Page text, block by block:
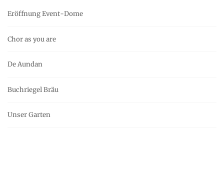
Eröffnung Event-Dome
Chor as you are
De Aundan
Buchriegel Bräu
Unser Garten